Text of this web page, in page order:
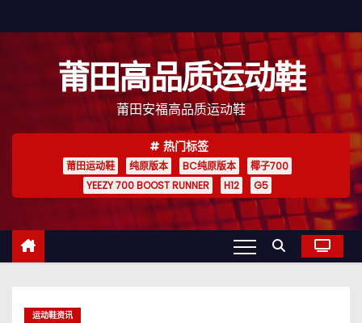
至
莆田高品质运动鞋
莆田安福高品质运动鞋
热门标签
莆田运动鞋 纯原版本 BC纯原版本
椰子700
YEEZY 700 BOOST RUNNER
H12 G5
运动鞋资讯